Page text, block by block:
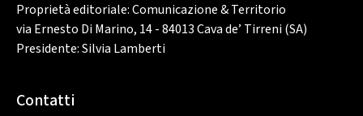
Proprietà editoriale: Comunicazione & Territorio
via Ernesto Di Marino, 14 - 84013 Cava de’ Tirreni (SA)
Presidente: Silvia Lamberti
Contatti